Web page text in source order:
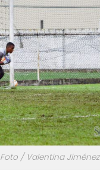
Foto / Valentina Jiménez